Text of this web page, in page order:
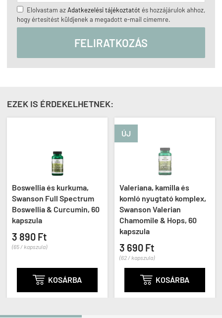
Elolvastam azAdatkezelési tájékoztatót és hozzájárulok ahhoz,
hogy értesítést küldjenek a megadott e-mail címemre.
FELIRATKOZÁS
EZEK IS ÉRDEKELHETNEK:
Boswellia és kurkuma,
Swanson Full Spectrum
Boswellia & Curcumin, 60
kapszula
3 890 Ft
(65 / kapszula)
 KOSÁRBA
ÚJ
Valeriana, kamilla és
komló nyugtató komplex,
Swanson Valerian
Chamomile & Hops, 60
kapszula
3 690 Ft
(62 / kapszula)
 KOSÁRBA